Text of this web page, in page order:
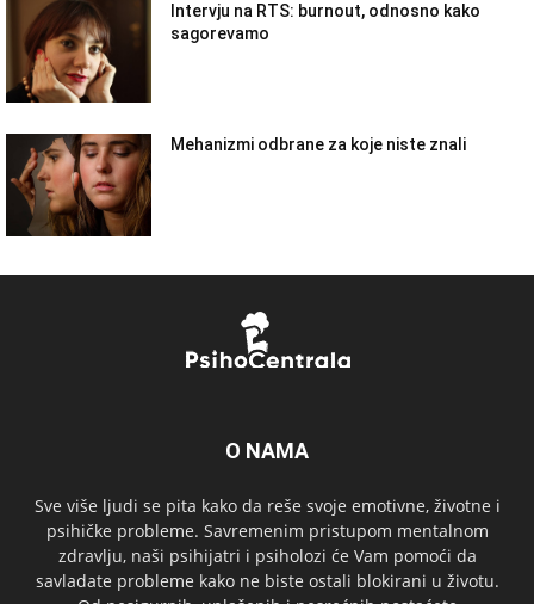
Intervju na RTS: burnout, odnosno kako
sagorevamo
Mehanizmi odbrane za koje niste znali
O NAMA
Sve više ljudi se pita kako da reše svoje emotivne, životne i
psihičke probleme. Savremenim pristupom mentalnom
zdravlju, naši psihijatri i psiholozi će Vam pomoći da
savladate probleme kako ne biste ostali blokirani u životu.